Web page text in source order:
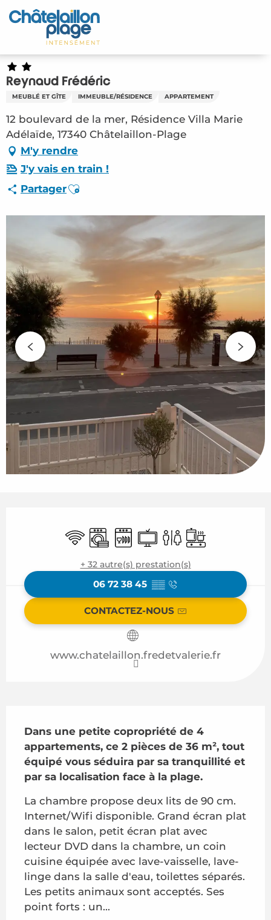
Aller
au
principal
Accueil
Découvrir
Activités
A vivre
Rendez-vous
Votre séjour
Reynaud Frédéric
MEUBLÉ ET GÎTE IMMEUBLE/RÉSIDENCE APPARTEMENT
12 boulevard de la mer, Résidence Villa Marie
Adélaïde, 17340 Châtelaillon-Plage
M'y rendre
J'y vais en train !
PartagerAjouter aux favoris
WiFi Lave lingeLave vaisselle
Télévision
ToilettesPlaque de
+ 32 autre(s) prestation(s)
06 72 38 45 ▒▒
CONTACTEZ-NOUS
www.chatelaillon.fredetvalerie.fr
Dans une petite copropriété de 4
appartements, ce 2 pièces de 36 m², tout
équipé vous séduira par sa tranquillité et
par sa localisation face à la plage.
La chambre propose deux lits de 90 cm.
Internet/Wifi disponible. Grand écran plat
dans le salon, petit écran plat avec
lecteur DVD dans la chambre, un coin
cuisine équipée avec lave-vaisselle, lave-
linge dans la salle d'eau, toilettes séparés.
Les petits animaux sont acceptés. Ses
point forts : un...